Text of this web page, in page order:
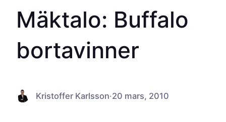
Mäktalo: Buffalo
bortavinner
Kristoffer Karlsson·20 mars, 2010